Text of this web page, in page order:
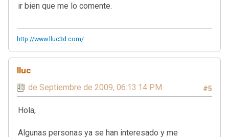
ir bien que me lo comente.
http://www.lluc3d.com/
lluc
#5
13 de Septiembre de 2009, 06:13:14 PM
Hola,
Algunas personas ya se han interesado y me